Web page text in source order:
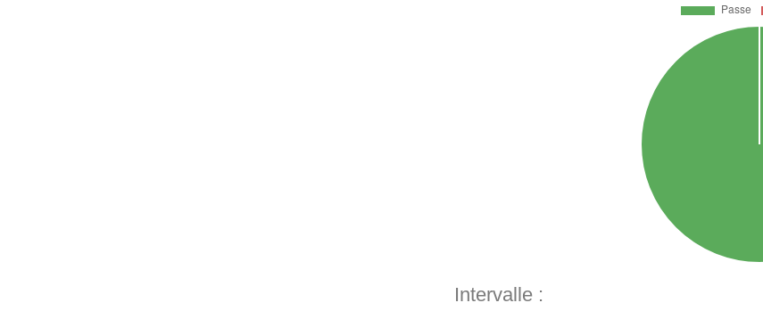
Intervalle :